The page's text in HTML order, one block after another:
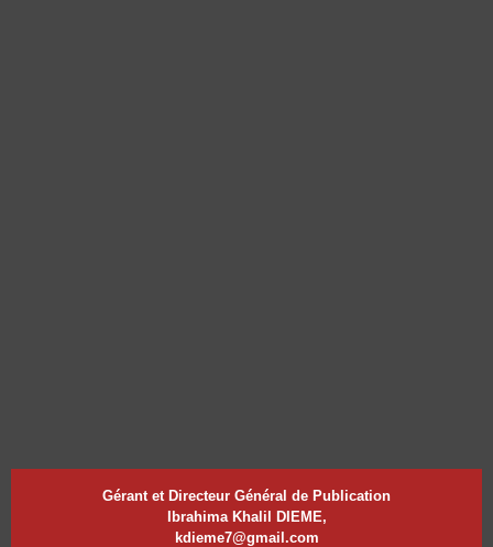
Gérant et Directeur Général de Publication
Ibrahima Khalil DIEME,
kdieme7@gmail.com